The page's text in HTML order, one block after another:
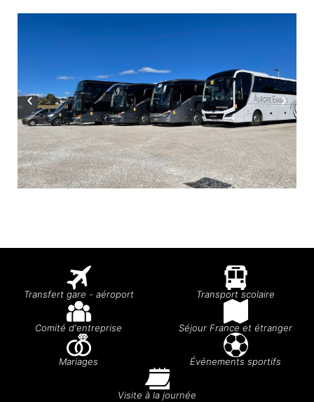
Transfert gare - aéroport Transport scolaire
Comité d'entreprise Séjour France et étranger
Mariages Événements sportifs
Visite à la journée